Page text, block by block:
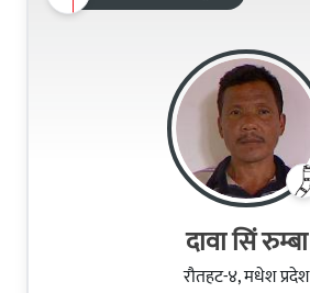
दावा सिं रुम्बा
रौतहट-४, मधेश प्रदेश